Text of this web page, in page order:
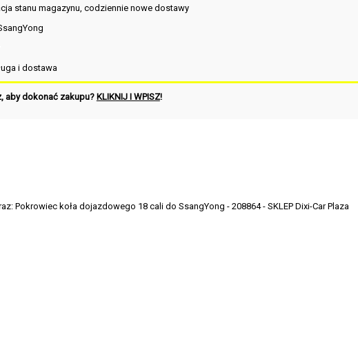
stanu magazynu, codziennie nowe dostawy
i dostawa
aby dokonać zakupu? KLIKNIJ I WPISZ!
Pokrowiec koła dojazdowego 18 cali do SsangYong - 208864 - SKLEP Dixi-Car Plaza